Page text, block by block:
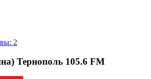
2
Тернополь 105.6 FM